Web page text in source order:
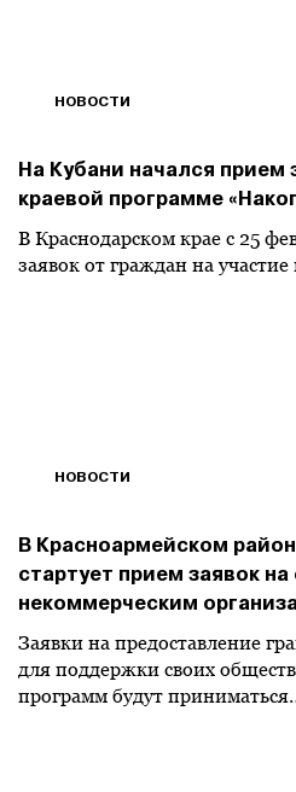
НОВОСТИ
На Кубани начался прием
краевой программе
В Краснодарском крае с 25
заявок от граждан на
НОВОСТИ
В Красноармейском
стартует прием заявок
некоммерческим
Заявки на предоставление
для поддержки своих
программ будут